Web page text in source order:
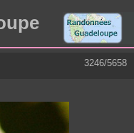
3246/5658